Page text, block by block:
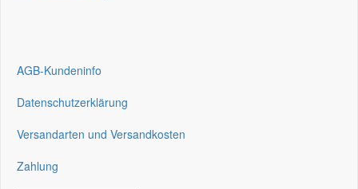
AGB-Kundeninfo
Datenschutzerklärung
Versandarten und Versandkosten
Zahlung